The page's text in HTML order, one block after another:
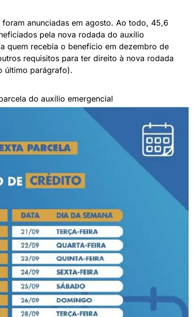
foram anunciadas em agosto. Ao todo, 45,6
pela nova rodada do auxílio
quem recebia o benefício em dezembro de
requisitos para ter direito à nova rodada
último parágrafo).